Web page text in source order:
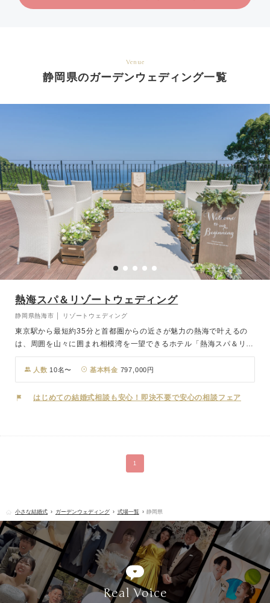
Venue
静岡県のガーデンウェディング一覧
熱海スパ＆リゾートウェディング
静岡県熱海市 │ リゾートウェディング
東京駅から最短約35分と首都圏からの近さが魅力の熱海で叶えるの
は、周囲を山々に囲まれ相模湾を一望できるホテル「熱海スパ＆リゾ
ート」での開放感に満ち溢れたウッドデッキテラスウエディング。
最大18名様のご宿泊付きのこのプランは、何といってもホテル一棟
を貸し切れるのが魅力。 大切なゲスト様との特別で楽しい1泊2日を
過ごせること間違いありません。 雨が降っても施設内で対応可能な
人数 10名〜 基本料金 797,000円
はじめての結婚式相談も安心！即決不要で安心の相談フェア
1
小さな結婚式 ガーデンウェディング 式場一覧 静岡県
Real Voice